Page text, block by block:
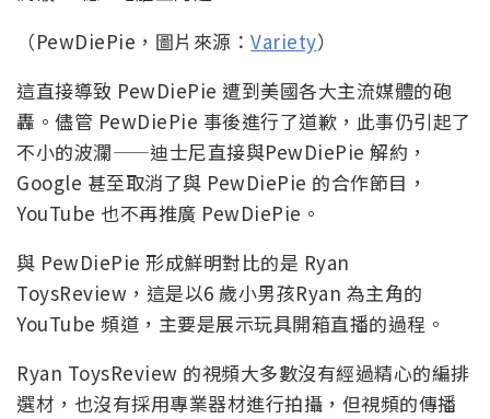
（PewDiePie，圖片來源： Variety）
這直接導致 PewDiePie 遭到美國各大主流媒體的砲
轟。儘管 PewDiePie 事後進行了道歉，此事仍引起了
不小的波瀾——迪士尼直接與PewDiePie 解約，
Google 甚至取消了與 PewDiePie 的合作節目，
YouTube 也不再推廣 PewDiePie。
與 PewDiePie 形成鮮明對比的是 Ryan
ToysReview，這是以6 歲小男孩Ryan 為主角的
YouTube 頻道，主要是展示玩具開箱直播的過程。
Ryan ToysReview 的視頻大多數沒有經過精心的編排
選材，也沒有採用專業器材進行拍攝，但視頻的傳播